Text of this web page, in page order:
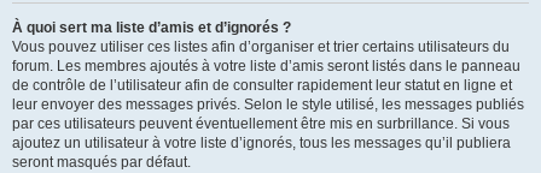
À quoi sert ma liste d’amis et d’ignorés ?
Vous pouvez utiliser ces listes afin d’organiser et trier certains utilisateurs du
forum. Les membres ajoutés à votre liste d’amis seront listés dans le panneau
de contrôle de l’utilisateur afin de consulter rapidement leur statut en ligne et
leur envoyer des messages privés. Selon le style utilisé, les messages publiés
par ces utilisateurs peuvent éventuellement être mis en surbrillance. Si vous
ajoutez un utilisateur à votre liste d’ignorés, tous les messages qu’il publiera
seront masqués par défaut.